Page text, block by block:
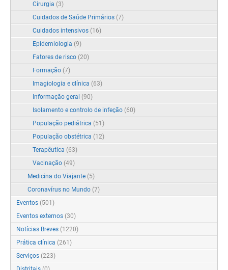
Cirurgia (3)
Cuidados de Saúde Primários (7)
Cuidados intensivos (16)
Epidemiologia (9)
Fatores de risco (20)
Formação (7)
Imagiologia e clínica (63)
Informação geral (90)
Isolamento e controlo de infeção (60)
População pediátrica (51)
População obstétrica (12)
Terapêutica (63)
Vacinação (49)
Medicina do Viajante (5)
Coronavírus no Mundo (7)
Eventos (501)
Eventos externos (30)
Notícias Breves (1220)
Prática clínica (261)
Serviços (223)